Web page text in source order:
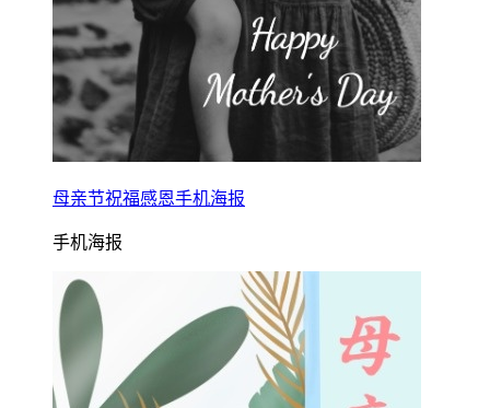
母亲节祝福感恩手机海报
手机海报